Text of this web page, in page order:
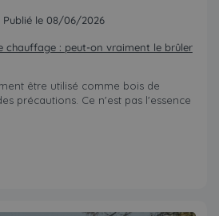
Publié le 08/06/2026
chauffage : peut-on vraiment le brûler
être utilisé comme bois de
précautions. Ce n'est pas l'essence